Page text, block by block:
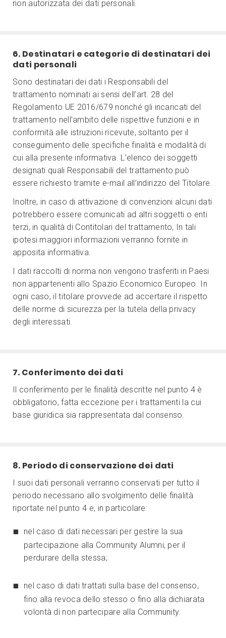
non autorizzata dei dati personali.
6. Destinatari e categorie di destinatari dei
dati personali
Sono destinatari dei dati i Responsabili del
trattamento nominati ai sensi dell’art. 28 del
Regolamento UE 2016/679 nonché gli incaricati del
trattamento nell’ambito delle rispettive funzioni e in
conformità alle istruzioni ricevute, soltanto per il
conseguimento delle specifiche finalità e modalità di
cui alla presente informativa. L’elenco dei soggetti
designati quali Responsabili del trattamento può
essere richiesto tramite e-mail all’indirizzo del Titolare.
Inoltre, in caso di attivazione di convenzioni alcuni dati
potrebbero essere comunicati ad altri soggetti o enti
terzi, in qualità di Contitolari del trattamento, In tali
ipotesi maggiori informazioni verranno fornite in
apposita informativa.
I dati raccolti di norma non vengono trasferiti in Paesi
non appartenenti allo Spazio Economico Europeo. In
ogni caso, il titolare provvede ad accertare il rispetto
delle norme di sicurezza per la tutela della privacy
degli interessati.
7. Conferimento dei dati
Il conferimento per le finalità descritte nel punto 4 è
obbligatorio, fatta eccezione per i trattamenti la cui
base giuridica sia rappresentata dal consenso.
8. Periodo di conservazione dei dati
I suoi dati personali verranno conservati per tutto il
periodo necessario allo svolgimento delle finalità
riportate nel punto 4 e, in particolare:
nel caso di dati necessari per gestire la sua
partecipazione alla Community Alumni, per il
perdurare della stessa;
nel caso di dati trattati sulla base del consenso,
fino alla revoca dello stesso o fino alla dichiarata
volontà di non partecipare alla Community.